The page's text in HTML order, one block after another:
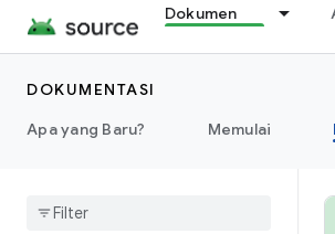
Dokumen
DOKUMENTASI
Apa yang Baru?
Memulai